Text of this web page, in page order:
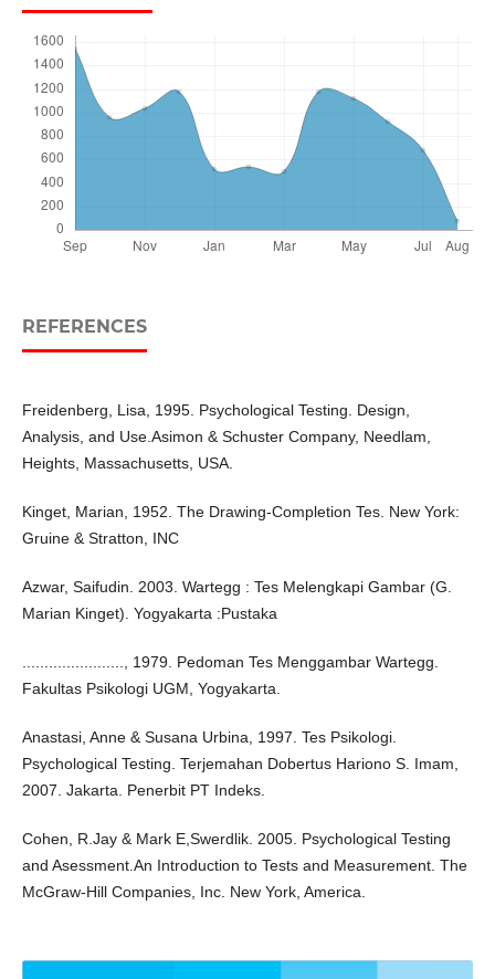
REFERENCES
Freidenberg, Lisa, 1995. Psychological Testing. Design,
Analysis, and Use.Asimon & Schuster Company, Needlam,
Heights, Massachusetts, USA.
Kinget, Marian, 1952. The Drawing-Completion Tes. New York:
Gruine & Stratton, INC
Azwar, Saifudin. 2003. Wartegg : Tes Melengkapi Gambar (G.
Marian Kinget). Yogyakarta :Pustaka
......................., 1979. Pedoman Tes Menggambar Wartegg.
Fakultas Psikologi UGM, Yogyakarta.
Anastasi, Anne & Susana Urbina, 1997. Tes Psikologi.
Psychological Testing. Terjemahan Dobertus Hariono S. Imam,
2007. Jakarta. Penerbit PT Indeks.
Cohen, R.Jay & Mark E,Swerdlik. 2005. Psychological Testing
and Asessment.An Introduction to Tests and Measurement. The
McGraw-Hill Companies, Inc. New York, America.